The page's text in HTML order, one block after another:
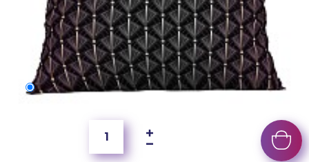
60x40 cm